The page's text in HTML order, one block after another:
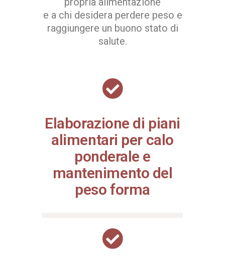
e a chi desidera perdere peso e
raggiungere un buono stato di
salute.
Elaborazione di piani
alimentari per calo
ponderale e
mantenimento del
peso forma